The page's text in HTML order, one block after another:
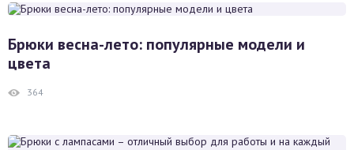
Брюки весна-лето: популярные модели и
цвета
364